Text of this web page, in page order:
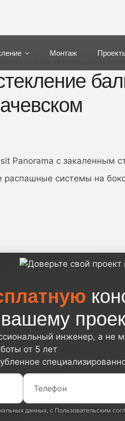
Монтаж
Panorama с
распашные системы на
инженер, а не
от 5 лет
данных , с Пользовательским